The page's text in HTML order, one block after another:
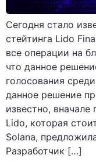
Сегодня стало
стейтинга Lido
все операции на
что данное
голосования
данное решение
известно,
Lido, которая
Solana,
Разработчик […]